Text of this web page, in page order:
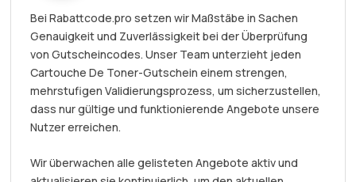
Bei Rabattcode.pro setzen wir Maßstäbe in Sachen
Genauigkeit und Zuverlässigkeit bei der Überprüfung
von Gutscheincodes. Unser Team unterzieht jeden
Cartouche De Toner-Gutschein einem strengen,
mehrstufigen Validierungsprozess, um sicherzustellen,
dass nur gültige und funktionierende Angebote unsere
Nutzer erreichen.
Wir überwachen alle gelisteten Angebote aktiv und